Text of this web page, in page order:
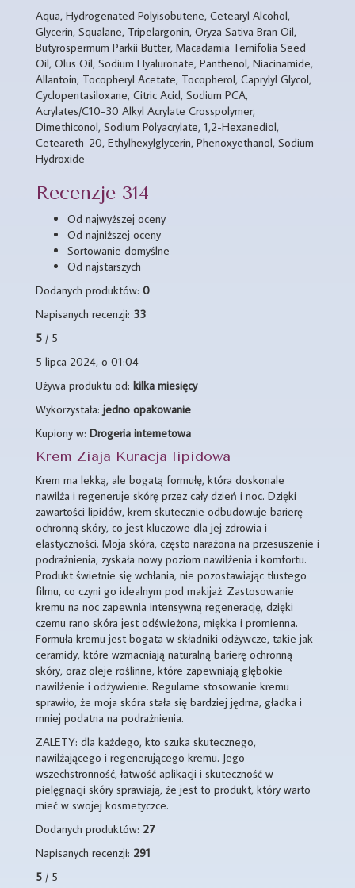
Aqua, Hydrogenated Polyisobutene, Cetearyl Alcohol,
Glycerin, Squalane, Tripelargonin, Oryza Sativa Bran Oil,
Butyrospermum Parkii Butter, Macadamia Ternifolia Seed
Oil, Olus Oil, Sodium Hyaluronate, Panthenol, Niacinamide,
Allantoin, Tocopheryl Acetate, Tocopherol, Caprylyl Glycol,
Cyclopentasiloxane, Citric Acid, Sodium PCA,
Acrylates/C10-30 Alkyl Acrylate Crosspolymer,
Dimethiconol, Sodium Polyacrylate, 1,2-Hexanediol,
Ceteareth-20, Ethylhexylglycerin, Phenoxyethanol, Sodium
Hydroxide
Recenzje 314
Od najwyższej oceny
Od najniższej oceny
Sortowanie domyślne
Od najstarszych
Dodanych produktów: 0
Napisanych recenzji: 33
5 / 5
5 lipca 2024, o 01:04
Używa produktu od: kilka miesięcy
Wykorzystała: jedno opakowanie
Kupiony w: Drogeria internetowa
Krem Ziaja Kuracja lipidowa
Krem ma lekką, ale bogatą formułę, która doskonale
nawilża i regeneruje skórę przez cały dzień i noc. Dzięki
zawartości lipidów, krem skutecznie odbudowuje barierę
ochronną skóry, co jest kluczowe dla jej zdrowia i
elastyczności. Moja skóra, często narażona na przesuszenie i
podrażnienia, zyskała nowy poziom nawilżenia i komfortu.
Produkt świetnie się wchłania, nie pozostawiając tłustego
filmu, co czyni go idealnym pod makijaż. Zastosowanie
kremu na noc zapewnia intensywną regenerację, dzięki
czemu rano skóra jest odświeżona, miękka i promienna.
Formuła kremu jest bogata w składniki odżywcze, takie jak
ceramidy, które wzmacniają naturalną barierę ochronną
skóry, oraz oleje roślinne, które zapewniają głębokie
nawilżenie i odżywienie. Regularne stosowanie kremu
sprawiło, że moja skóra stała się bardziej jędrna, gładka i
mniej podatna na podrażnienia.
ZALETY: dla każdego, kto szuka skutecznego,
nawilżającego i regenerującego kremu. Jego
wszechstronność, łatwość aplikacji i skuteczność w
pielęgnacji skóry sprawiają, że jest to produkt, który warto
mieć w swojej kosmetyczce.
Dodanych produktów: 27
Napisanych recenzji: 291
5 / 5